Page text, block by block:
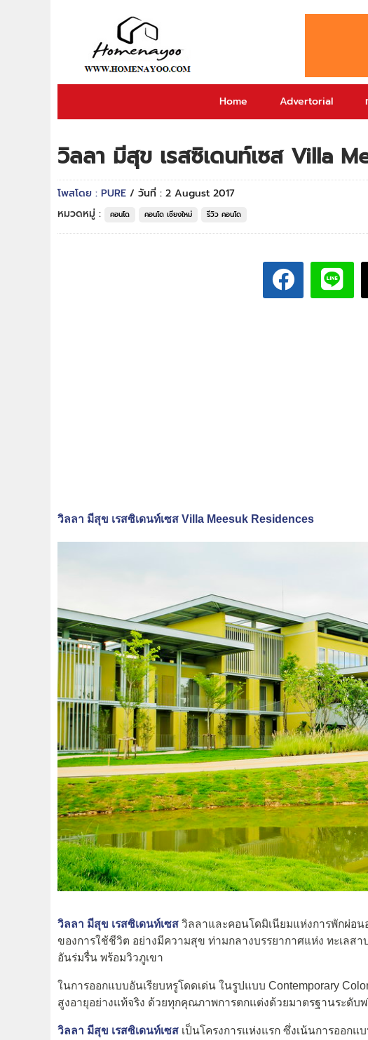
Home Advertorial
วิลลา มีสุข เรสซิเดนท์เซส Villa
โพสโดย : PURE / วันที่ : 2 August 2017
หมวดหมู่ :
คอนโด คอนโด เชียงใหม่ รีวิว คอนโด
วิลลา มีสุข เรสซิเดนท์เซส Villa Meesuk Residences
วิลลา มีสุข เรสซิเดนท์เซส วิลลาและคอนโดมิเนียมแห่งการพักผ่อน
ของการใช้ชีวิต อย่างมีความสุข ท่ามกลางบรรยากาศแห่ง ทะเล
อันร่มรื่น พร้อมวิวภูเขา
ในการออกแบบอันเรียบหรูโดดเด่น ในรูปแบบ Contemporary
สูงอายุอย่างแท้จริง ด้วยทุกคุณภาพการตกแต่งด้วยมาตรฐานระดับพ
วิลลา มีสุข เรสซิเดนท์เซส เป็นโครงการแห่งแรก ซึ่งเน้นการออกแ